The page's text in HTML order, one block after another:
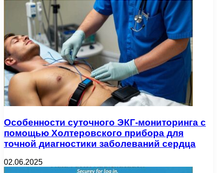
Особенности суточного ЭКГ-мониторинга с
помощью Холтеровского прибора для
точной диагностики заболеваний сердца
02.06.2025